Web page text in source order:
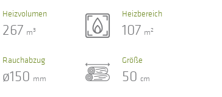
Heizvolumen
267 m3
Heizbereich
107 m2
Rauchabzug
ø150 mm
Größe
50cm